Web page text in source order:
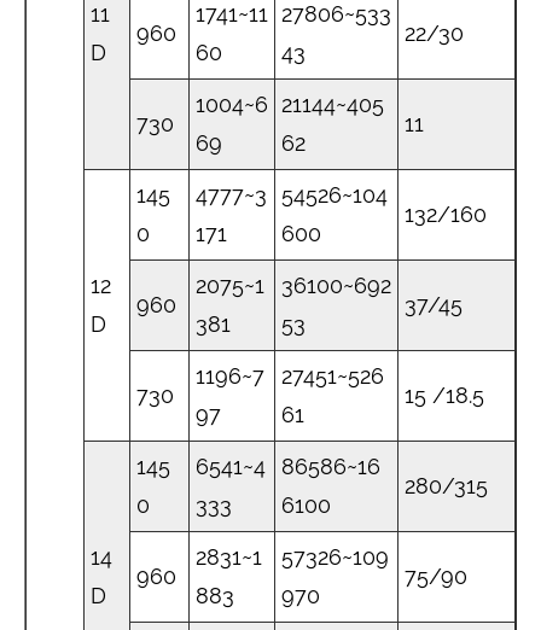
11
D
960
1741~11
60
27806~533
43
22/30
730
1004~6
69
21144~405
62
11
12
D
145
0
4777~3
171
54526~104
600
132/160
960
2075~1
381
36100~692
53
37/45
730
1196~7
97
27451~526
61
15 /18.5
14
D
145
0
6541~4
333
86586~16
6100
280/315
960
2831~1
883
57326~109
970
75/90